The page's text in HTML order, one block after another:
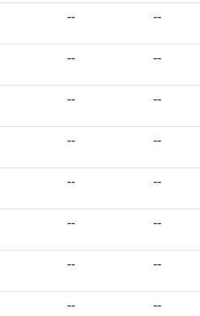
-- --
-- --
-- --
-- --
-- --
-- --
-- --
-- --